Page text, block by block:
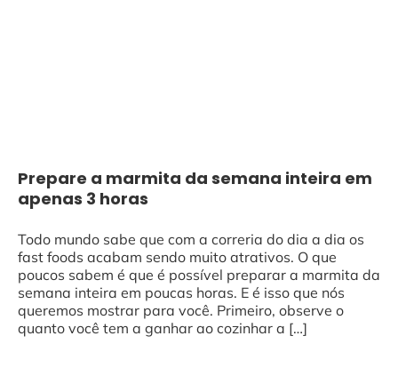
Prepare a marmita da semana inteira em
apenas 3 horas
Todo mundo sabe que com a correria do dia a dia os
fast foods acabam sendo muito atrativos. O que
poucos sabem é que é possível preparar a marmita da
semana inteira em poucas horas. E é isso que nós
queremos mostrar para você. Primeiro, observe o
quanto você tem a ganhar ao cozinhar a […]